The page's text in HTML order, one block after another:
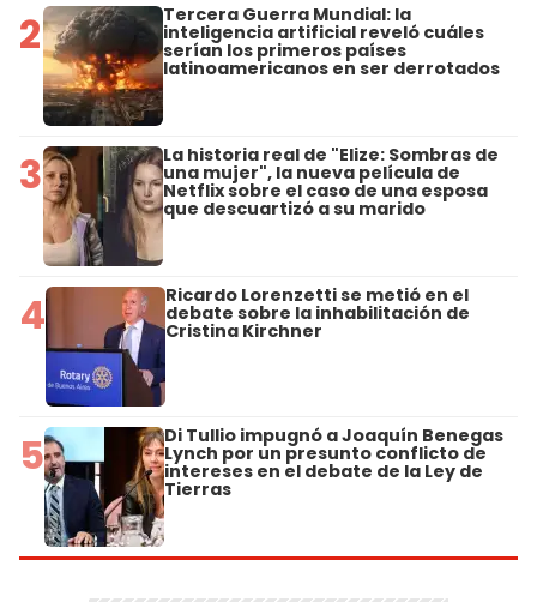
2 Tercera Guerra Mundial: la
inteligencia artificial reveló cuáles
serían los primeros países
latinoamericanos en ser derrotados
3 La historia real de "Elize: Sombras de
una mujer", la nueva película de
Netflix sobre el caso de una esposa
que descuartizó a su marido
4 Ricardo Lorenzetti se metió en el
debate sobre la inhabilitación de
Cristina Kirchner
5 Di Tullio impugnó a Joaquín Benegas
Lynch por un presunto conflicto de
intereses en el debate de la Ley de
Tierras